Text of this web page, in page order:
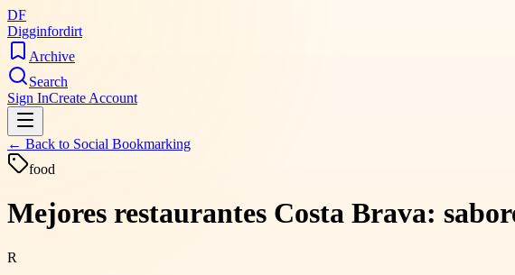
DF
Digginfordirt
Archive
Search
Sign InCreate Account
← Back to Social Bookmarking
food
Mejores restaurantes Costa Brava:
R